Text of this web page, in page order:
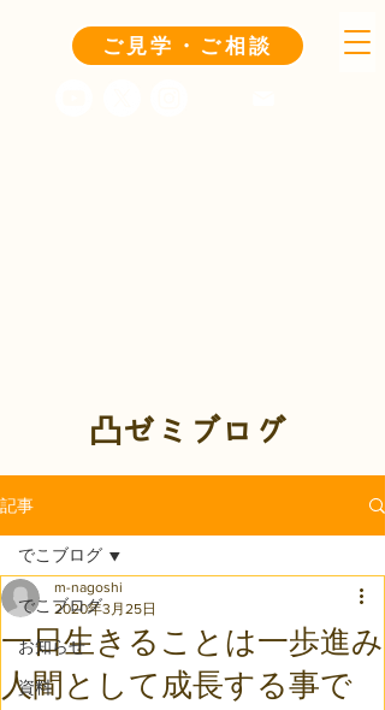
ご見学・ご相談
凸ゼミブログ
記事
でこブログ
お知らせ
資料
でこブログ
一日生きることは一歩進み
人間として成長する事で
m-nagoshi
2020年3月25日